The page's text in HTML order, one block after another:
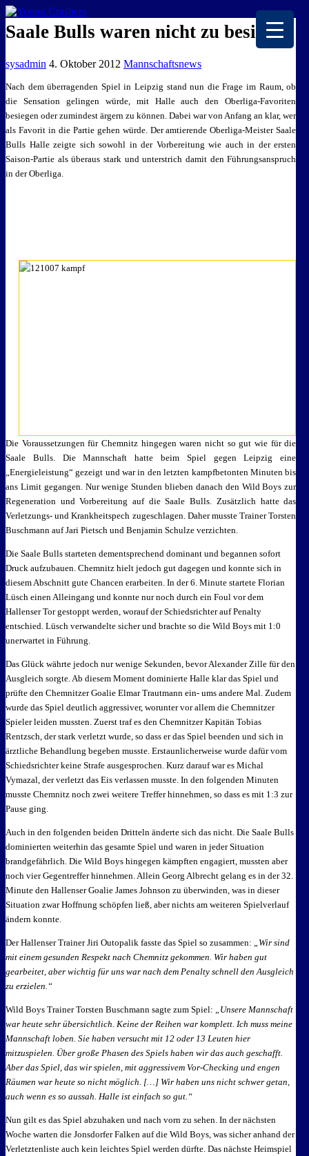
EISKALTE LEIDENSCHAFT
Saale Bulls waren nicht zu besiegen
sysadmin 4. Oktober 2012 Mannschaftsnews
Nach dem überragenden Spiel in Leipzig stand nun die Frage im Raum, ob
die Sensation gelingen würde, mit Halle auch den Oberliga-Favoriten
besiegen oder zumindest ärgern zu können. Dabei war von Anfang an klar, wer
als Favorit in die Partie gehen würde. Der amtierende Oberliga-Meister Saale
Bulls Halle zeigte sich sowohl in der Vorbereitung wie auch in der ersten
Saison-Partie als überaus stark und unterstrich damit den Führungsanspruch
in der Oberliga.
Die Voraussetzungen für Chemnitz hingegen waren nicht so gut wie für die
Saale Bulls. Die Mannschaft hatte beim Spiel gegen Leipzig eine
„Energieleistung“ gezeigt und war in den letzten kampfbetonten Minuten bis
ans Limit gegangen. Nur wenige Stunden blieben danach den Wild Boys zur
Regeneration und Vorbereitung auf die Saale Bulls. Zusätzlich hatte das
Verletzungs- und Krankheitspech zugeschlagen. Daher musste Trainer Torsten
Buschmann auf Jari Pietsch und Benjamin Schulze verzichten.
Die Saale Bulls starteten dementsprechend dominant und begannen sofort
Druck aufzubauen. Chemnitz hielt jedoch gut dagegen und konnte sich in
diesem Abschnitt gute Chancen erarbeiten. In der 6. Minute startete Florian
Lüsch einen Alleingang und konnte nur noch durch ein Foul vor dem
Hallenser Tor gestoppt werden, worauf der Schiedsrichter auf Penalty
entschied. Lüsch verwandelte sicher und brachte so die Wild Boys mit 1:0
unerwartet in Führung.
Das Glück währte jedoch nur wenige Sekunden, bevor Alexander Zille für den
Ausgleich sorgte. Ab diesem Moment dominierte Halle klar das Spiel und
prüfte den Chemnitzer Goalie Elmar Trautmann ein- ums andere Mal. Zudem
wurde das Spiel deutlich aggressiver, worunter vor allem die Chemnitzer
Spieler leiden mussten. Zuerst traf es den Chemnitzer Kapitän Tobias
Rentzsch, der stark verletzt wurde, so dass er das Spiel beenden und sich in
ärztliche Behandlung begeben musste. Erstaunlicherweise wurde dafür vom
Schiedsrichter keine Strafe ausgesprochen. Kurz darauf war es Michal
Vymazal, der verletzt das Eis verlassen musste. In den folgenden Minuten
musste Chemnitz noch zwei weitere Treffer hinnehmen, so dass es mit 1:3 zur
Pause ging.
Auch in den folgenden beiden Dritteln änderte sich das nicht. Die Saale Bulls
dominierten weiterhin das gesamte Spiel und waren in jeder Situation
brandgefährlich. Die Wild Boys hingegen kämpften engagiert, mussten aber
noch vier Gegentreffer hinnehmen. Allein Georg Albrecht gelang es in der 32.
Minute den Hallenser Goalie James Johnson zu überwinden, was in dieser
Situation zwar Hoffnung schöpfen ließ, aber nichts am weiteren Spielverlauf
ändern konnte.
Der Hallenser Trainer Jiri Outopalik fasste das Spiel so zusammen: „Wir sind
mit einem gesunden Respekt nach Chemnitz gekommen. Wir haben gut
gearbeitet, aber wichtig für uns war nach dem Penalty schnell den Ausgleich
zu erzielen.“
Wild Boys Trainer Torsten Buschmann sagte zum Spiel: „Unsere Mannschaft
war heute sehr übersichtlich. Keine der Reihen war komplett. Ich muss meine
Mannschaft loben. Sie haben versucht mit 12 oder 13 Leuten hier
mitzuspielen. Über große Phasen des Spiels haben wir das auch geschafft.
Aber das Spiel, das wir spielen, mit aggressivem Vor-Checking und engen
Räumen war heute so nicht möglich. […] Wir haben uns nicht schwer getan,
auch wenn es so aussah. Halle ist einfach so gut.“
Nun gilt es das Spiel abzuhaken und nach vorn zu sehen. In der nächsten
Woche warten die Jonsdorfer Falken auf die Wild Boys, was sicher anhand der
Verletztenliste auch kein leichtes Spiel werden dürfte. Das nächste Heimspiel